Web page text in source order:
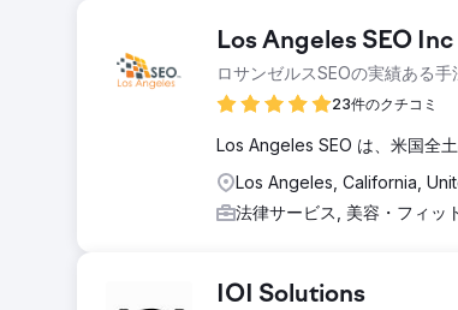
Los Angeles SEO Inc
ロサンゼルスSEOの実績ある手
23件のクチコミ
Los Angeles SEO は、米国全
Los Angeles, California,
法律サービス, 美容・フィッ
IOI Solutions